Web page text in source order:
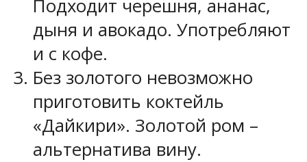
Подходит черешня, ананас,
дыня и авокадо. Употребляют
и с кофе.
Без золотого невозможно
приготовить коктейль
«Дайкири». Золотой ром –
альтернатива вину.